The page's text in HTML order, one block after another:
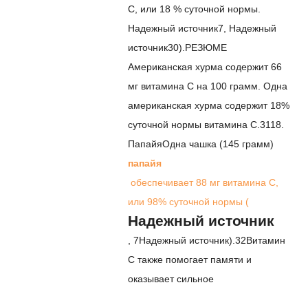
С, или 18 % суточной нормы.
Надежный источник7
Надежный
источник30). РЕЗЮМЕ
Американская хурма содержит 66
мг витамина С на 100 грамм. Одна
американская хурма содержит 18%
суточной нормы витамина С. 3118.
ПапайяОдна чашка (145 грамм)
папайя
обеспечивает 88 мг витамина С,
или 98% суточной нормы (
Надежный источник
7Надежный источник). 32Витамин
С также помогает памяти и
оказывает сильное